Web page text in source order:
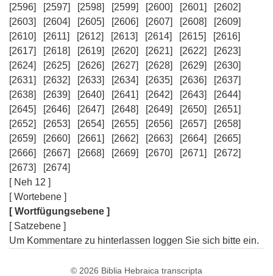
[2596]
[2597] [2598] [2599] [2600] [2601]
[2602]
[2603]
[2604] [2605] [2606] [2607] [2608]
[2609]
[2610]
[2611] [2612] [2613] [2614] [2615]
[2616]
[2617]
[2618] [2619] [2620] [2621] [2622]
[2623]
[2624]
[2625] [2626] [2627] [2628] [2629]
[2630]
[2631]
[2632] [2633] [2634] [2635] [2636]
[2637]
[2638]
[2639] [2640] [2641] [2642] [2643]
[2644]
[2645]
[2646] [2647] [2648] [2649] [2650]
[2651]
[2652]
[2653] [2654] [2655] [2656] [2657]
[2658]
[2659]
[2660] [2661] [2662] [2663] [2664]
[2665]
[2666]
[2667] [2668] [2669] [2670] [2671]
[2672]
[2673]
[2674]
[ Neh 12 ]
[ Wortebene ]
[ Wortfügungsebene ]
[ Satzebene ]
Um Kommentare zu hinterlassen loggen Sie sich bitte ein.
© 2026 Biblia Hebraica transcripta